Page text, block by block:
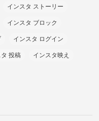
インスタ ストーリー
インスタ ブロック
インスタ ログイン
投稿 インスタ映え